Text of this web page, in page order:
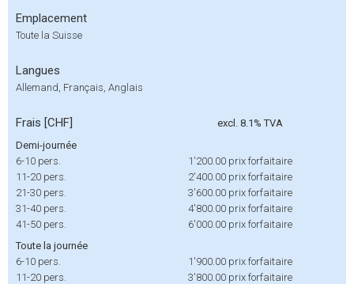
Emplacement
Toute la Suisse
Langues
Allemand, Français, Anglais
Frais [CHF]
excl. 8.1% TVA
Demi-journée
6-10 pers.
1'200.00 prix forfaitaire
11-20 pers.
2'400.00 prix forfaitaire
21-30 pers.
3'600.00 prix forfaitaire
31-40 pers.
4'800.00 prix forfaitaire
41-50 pers.
6'000.00 prix forfaitaire
Toute la journée
6-10 pers.
1'900.00 prix forfaitaire
11-20 pers.
3'800.00 prix forfaitaire